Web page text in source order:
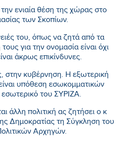
ενιαία θέση της χώρας στο
των Σκοπίων.
του, όπως να ζητά από τα
για την ονομασία είναι όχι
άκρως επικίνδυνες.
στην κυβέρνηση. Η εξωτερική
υπόθεση εσωκομματικών
του ΣΥΡΙΖΑ.
άλλη πολιτική ας ζητήσει ο κ
Δημοκρατίας τη Σύγκληση του
Αρχηγών.